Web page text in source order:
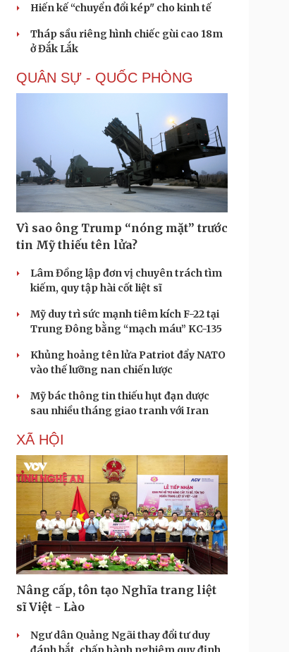
Hiến kế “chuyển đổi kép" cho kinh tế
Tháp sầu riêng hình chiếc gùi cao 18m
ở Đắk Lắk
QUÂN SỰ - QUỐC PHÒNG
Vì sao ông Trump “nóng mặt” trước
tin Mỹ thiếu tên lửa?
Lâm Đồng lập đơn vị chuyên trách tìm
kiếm, quy tập hài cốt liệt sĩ
Mỹ duy trì sức mạnh tiêm kích F-22 tại
Trung Đông bằng “mạch máu” KC-135
Khủng hoảng tên lửa Patriot đẩy NATO
vào thế lưỡng nan chiến lược
Mỹ bác thông tin thiếu hụt đạn dược
sau nhiều tháng giao tranh với Iran
XÃ HỘI
Nâng cấp, tôn tạo Nghĩa trang liệt
sĩ Việt - Lào
Ngư dân Quảng Ngãi thay đổi tư duy